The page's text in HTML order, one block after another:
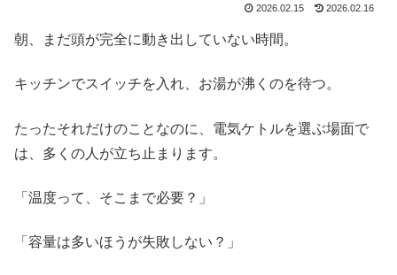
2026.02.15 2026.02.16
朝、まだ頭が完全に動き出していない時間。
キッチンでスイッチを入れ、お湯が沸くのを待つ。
たったそれだけのことなのに、電気ケトルを選ぶ場面で
は、多くの人が立ち止まります。
「温度って、そこまで必要？」
「容量は多いほうが失敗しない？」